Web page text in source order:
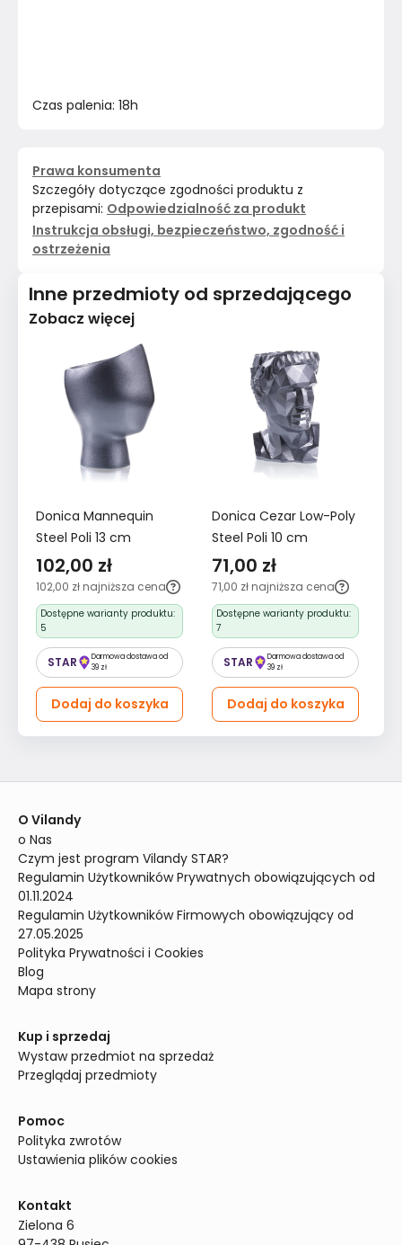
Czas palenia: 18h
Prawa konsumenta
Szczegóły dotyczące zgodności produktu z
przepisami: Odpowiedzialność za produkt
Instrukcja obsługi, bezpieczeństwo, zgodność i
ostrzeżenia
Inne przedmioty od sprzedającego
Zobacz więcej
Donica Mannequin
Steel Poli 13 cm
102,00 zł
102,00 zł najniższa cena
Dostępne warianty produktu:
5
STAR
Darmowa dostawa od
39 zł
Dodaj do koszyka
Donica Cezar Low-Poly
Steel Poli 10 cm
71,00 zł
71,00 zł najniższa cena
Dostępne warianty produktu:
7
STAR
Darmowa dostawa od
39 zł
Dodaj do koszyka
O Vilandy
o Nas
Czym jest program Vilandy STAR?
Regulamin Użytkowników Prywatnych obowiązujących od
01.11.2024
Regulamin Użytkowników Firmowych obowiązujący od
27.05.2025
Polityka Prywatności i Cookies
Blog
Mapa strony
Kup i sprzedaj
Wystaw przedmiot na sprzedaż
Przeglądaj przedmioty
Pomoc
Polityka zwrotów
Ustawienia plików cookies
Kontakt
Zielona 6